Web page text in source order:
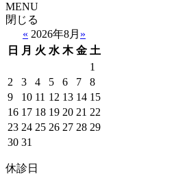
MENU
閉じる
« 2026年8月 »
日 月 火 水 木 金 土
1
2
3 4 5 6 7
8
9
10 11 12 13 14 15
16 17 18 19 20 21 22
23 24 25 26 27 28 29
30 31
休診日